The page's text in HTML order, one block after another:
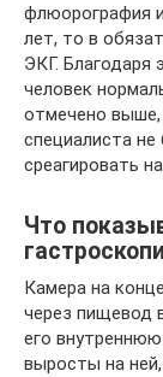
флюорография
лет, то в
ЭКГ. Благодаря
человек
отмечено выше,
специалиста
среагировать
Что
Камера на
через пищевод
его
выросты на